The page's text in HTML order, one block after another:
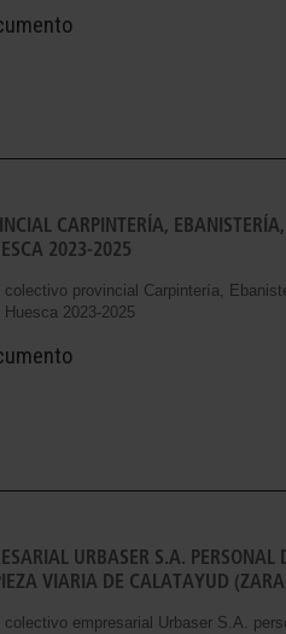
CARPINTERÍA,
2023-2025
colectivo provincial Carpintería,
2023-2025
URBASER S.A. PERSONAL
VIARIA DE CALATAYUD
colectivo empresarial Urbaser S.A.